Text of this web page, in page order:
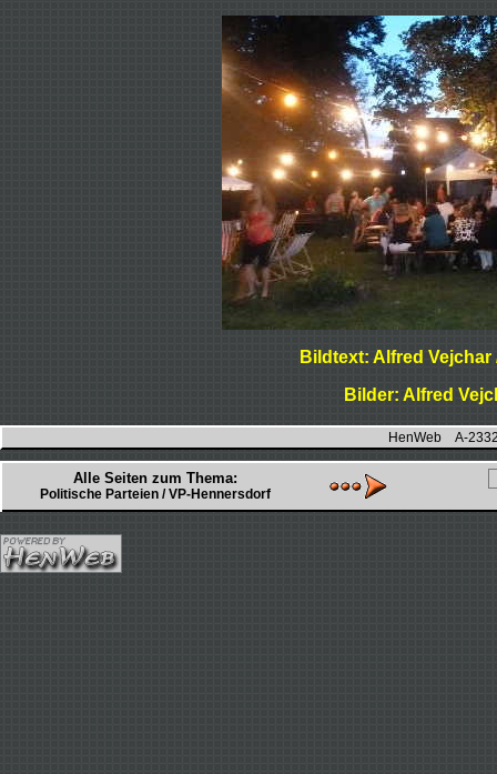
Bildtext: Alfred
Bilder: Alfred
HenWeb A-
Alle Seiten zum Thema:
Politische Parteien / VP-Hennersdorf